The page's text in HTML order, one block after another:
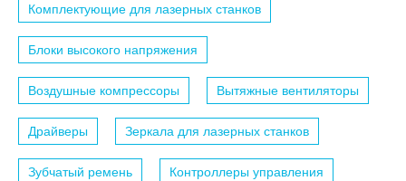
Комплектующие для лазерных станков
Блоки высокого напряжения
Воздушные компрессоры Вытяжные вентиляторы
Драйверы Зеркала для лазерных станков
Зубчатый ремень Контроллеры управления